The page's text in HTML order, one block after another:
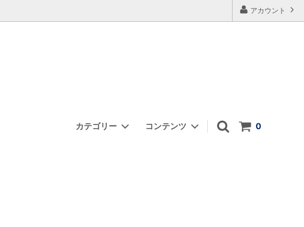
アカウント
0
カテゴリー コンテンツ